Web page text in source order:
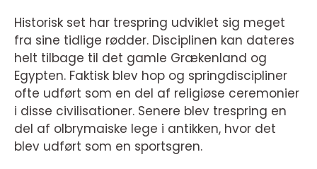
Historisk set har trespring udviklet sig meget
fra sine tidlige rødder. Disciplinen kan dateres
helt tilbage til det gamle Grækenland og
Egypten. Faktisk blev hop og springdiscipliner
ofte udført som en del af religiøse ceremonier
i disse civilisationer. Senere blev trespring en
del af olbrymaiske lege i antikken, hvor det
blev udført som en sportsgren.